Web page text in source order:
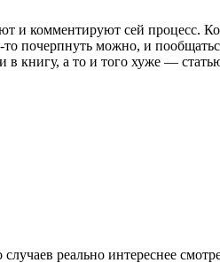
и комментируют сей процесс.
почерпнуть можно, и
в книгу, а то и того хуже —
реально интереснее